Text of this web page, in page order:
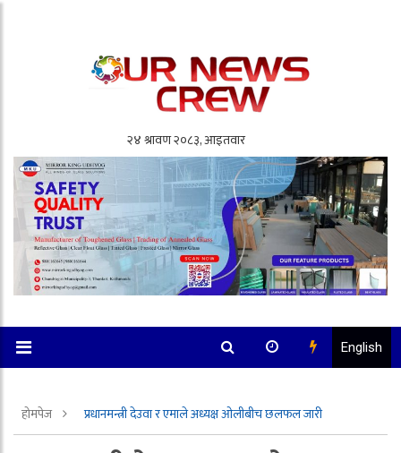
English
होमपेज प्रधानमन्त्री देउवा र एमाले अध्यक्ष ओलीबीच छलफल जारी